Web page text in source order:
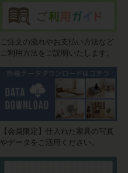
ご注文の流れやお支払い方法など
ご利用方法をご説明いたします。
【会員限定】仕入れた家具の写真
やデータをご活用ください。